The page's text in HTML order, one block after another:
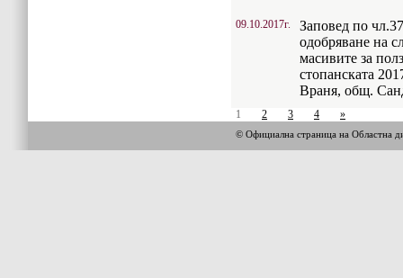
09.10.2017г.
Заповед по
одобряване на
масивите за
стопанската
Враня, общ.
1 2 3 4 »
© Официална страница на